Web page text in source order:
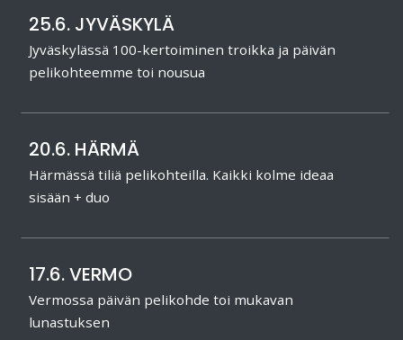
25.6. JYVÄSKYLÄ
Jyväskylässä 100-kertoiminen troikka ja päivän
pelikohteemme toi nousua
20.6. HÄRMÄ
Härmässä tiliä pelikohteilla. Kaikki kolme ideaa
sisään + duo
17.6. VERMO
Vermossa päivän pelikohde toi mukavan
lunastuksen